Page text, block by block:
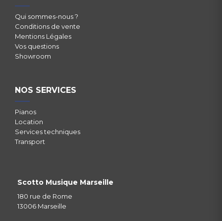
Qui sommes-nous ?
Conditions de vente
Mentions Légales
Vos questions
Showroom
NOS SERVICES
Pianos
Location
Services techniques
Transport
Scotto Musique Marseille
180 rue de Rome
13006 Marseille